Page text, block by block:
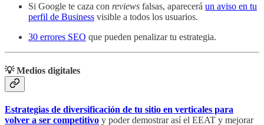
Si Google te caza con reviews falsas, aparecerá un aviso en tu
perfil de Business visible a todos los usuarios.
30 errores SEO que pueden penalizar tu estrategia.
💡 Medios digitales
Estrategias de diversificación de tu sitio en verticales para
volver a ser competitivo y poder demostrar así el EEAT y mejorar